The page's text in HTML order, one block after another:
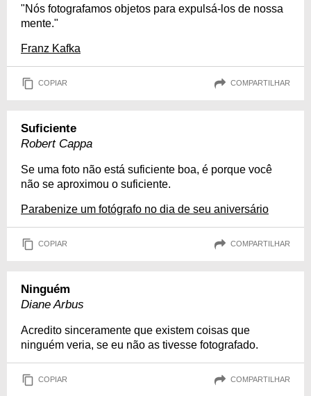
"Nós fotografamos objetos para expulsá-los de nossa
mente."
Franz Kafka
COPIAR COMPARTILHAR
Suficiente
Robert Cappa
Se uma foto não está suficiente boa, é porque você
não se aproximou o suficiente.
Parabenize um fotógrafo no dia de seu aniversário
COPIAR COMPARTILHAR
Ninguém
Diane Arbus
Acredito sinceramente que existem coisas que
ninguém veria, se eu não as tivesse fotografado.
COPIAR COMPARTILHAR